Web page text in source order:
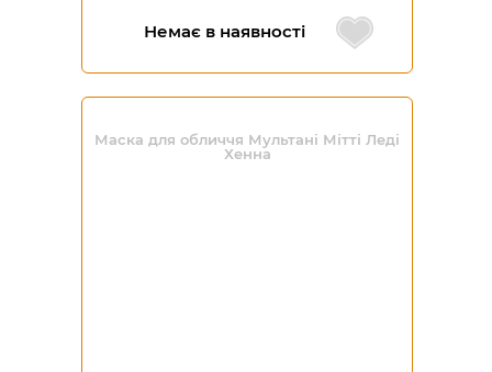
Немає в наявності
Маска для обличчя Мультані Мітті Леді
Хенна